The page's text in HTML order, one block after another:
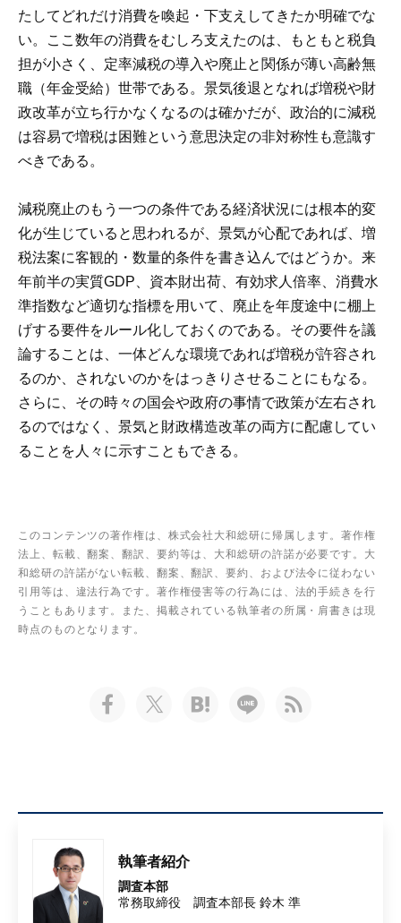
たしてどれだけ消費を喚起・下支えしてきたか明確でな
い。ここ数年の消費をむしろ支えたのは、もともと税負
担が小さく、定率減税の導入や廃止と関係が薄い高齢無
職（年金受給）世帯である。景気後退となれば増税や財
政改革が立ち行かなくなるのは確かだが、政治的に減税
は容易で増税は困難という意思決定の非対称性も意識す
べきである。
減税廃止のもう一つの条件である経済状況には根本的変
化が生じていると思われるが、景気が心配であれば、増
税法案に客観的・数量的条件を書き込んではどうか。来
年前半の実質GDP、資本財出荷、有効求人倍率、消費水
準指数など適切な指標を用いて、廃止を年度途中に棚上
げする要件をルール化しておくのである。その要件を議
論することは、一体どんな環境であれば増税が許容され
るのか、されないのかをはっきりさせることにもなる。
さらに、その時々の国会や政府の事情で政策が左右され
るのではなく、景気と財政構造改革の両方に配慮してい
ることを人々に示すこともできる。
このコンテンツの著作権は、株式会社大和総研に帰属します。著作権
法上、転載、翻案、翻訳、要約等は、大和総研の許諾が必要です。大
和総研の許諾がない転載、翻案、翻訳、要約、および法令に従わない
引用等は、違法行為です。著作権侵害等の行為には、法的手続きを行
うこともあります。また、掲載されている執筆者の所属・肩書きは現
時点のものとなります。
執筆者紹介
調査本部
常務取締役 調査本部長 鈴木 準